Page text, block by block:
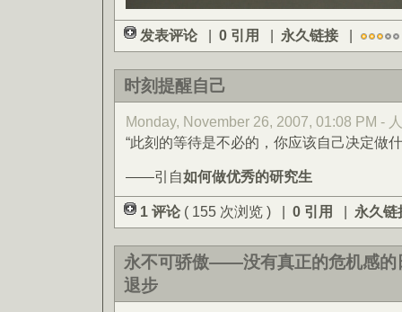
发表评论 | 0 引用 | 永久链接 |
时刻提醒自己
Monday, November 26, 2007, 01:08 PM -
“此刻的等待是不必的，你应该自己决定做
——引自如何做优秀的研究生
1 评论 ( 155 次浏览 ) | 0 引用 | 永久链
永不可骄傲——没有真正的危机感的
退步